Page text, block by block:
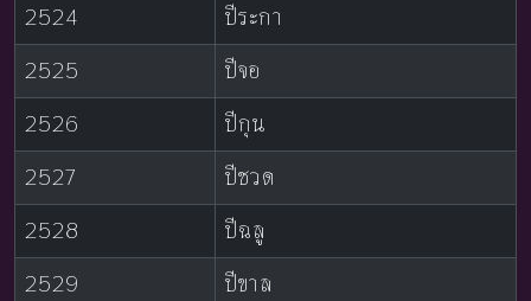
2524
ปีระกา
2525
ปีจอ
2526
ปีกุน
2527
ปีชวด
2528
ปีฉลู
2529
ปีขาล